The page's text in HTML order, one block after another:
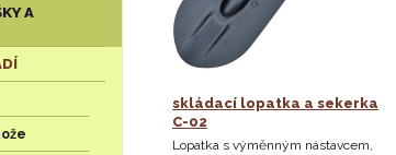
A
skládací lopatka a sekerka
C-02
Lopatka s výměnným nástavcem,